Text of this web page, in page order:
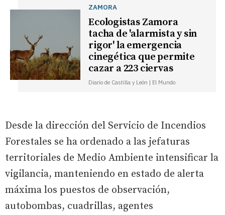
ZAMORA
Ecologistas Zamora
tacha de 'alarmista y sin
rigor' la emergencia
cinegética que permite
cazar a 223 ciervas
Diario de Castilla y León | El Mundo
Desde la dirección del Servicio de Incendios
Forestales se ha ordenado a las jefaturas
territoriales de Medio Ambiente intensificar la
vigilancia, manteniendo en estado de alerta
máxima los puestos de observación,
autobombas, cuadrillas, agentes